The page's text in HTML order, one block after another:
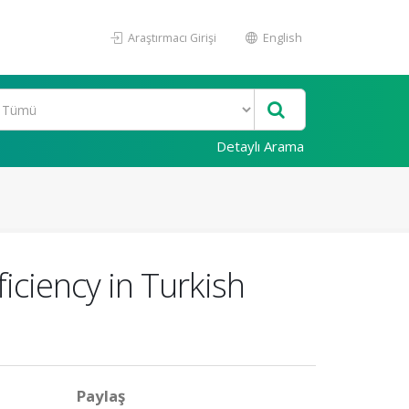
Araştırmacı Girişi English
Detaylı Arama
in Turkish
Paylaş